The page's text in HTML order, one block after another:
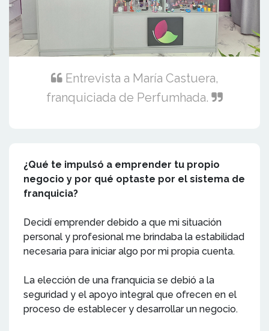
Entrevista a María Castuera,
franquiciada de Perfumhada.
¿Qué te impulsó a emprender tu propio
negocio y por qué optaste por el sistema de
franquicia?
Decidí emprender debido a que mi situación
personal y profesional me brindaba la estabilidad
necesaria para iniciar algo por mi propia cuenta.
La elección de una franquicia se debió a la
seguridad y el apoyo integral que ofrecen en el
proceso de establecer y desarrollar un negocio.